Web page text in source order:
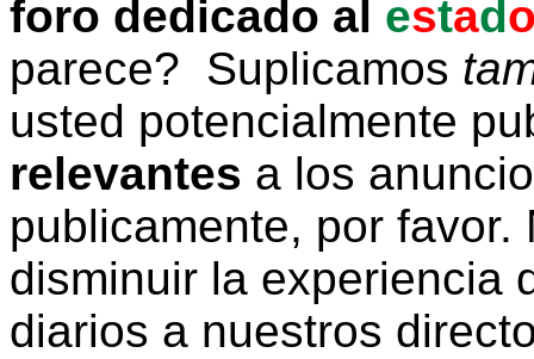
foro dedicado al estad
parece? Suplicamos
usted potencialmente
relevantes a los
publicamente, por
disminuir la experiencia
diarios a nuestros